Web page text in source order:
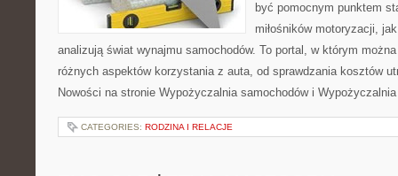
być pomocnym punktem
miłośników motoryzacji,
analizują świat wynajmu samochodów. To portal, w którym
różnych aspektów korzystania z auta, od sprawdzania kosztów
Nowości na stronie Wypożyczalnia samochodów i
CATEGORIES: RODZINA I RELACJE